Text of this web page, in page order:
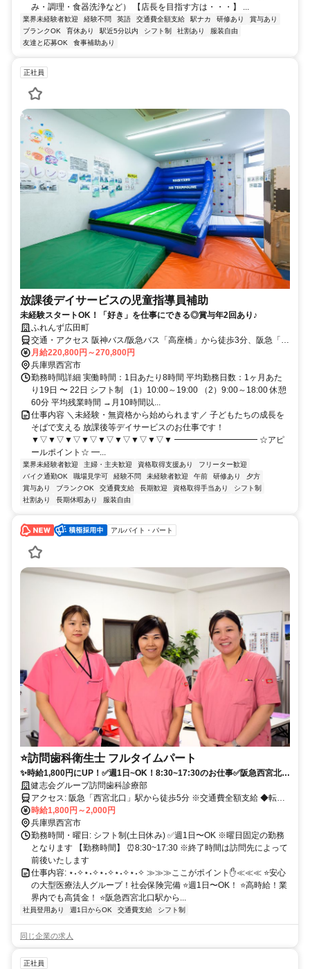
み・調理・食器洗浄など） 【店長を目指す方は・・・】 ...
業界未経験者歓迎 経験不問 英語 交通費全額支給 駅ナカ 研修あり
賞与あり
ブランクOK
育休あり 駅近5分以内 シフト制 社割あり
服装自由
友達と応募OK
食事補助あり
正社員
放課後デイサービスの児童指導員補助
未経験スタートOK！「好き」を仕事にできる◎賞与年2回あり♪
ふれんず広田町
交通・アクセス 阪神バス/阪急バス「高座橋」から徒歩3分、阪急「西
宮北口駅」・JR「西宮駅」より徒歩15分／バイク・自転車通勤ＯＫ
(駐輪場あり)
月給220,800円～270,800円
兵庫県西宮市
勤務時間詳細 実働時間：1日あたり8時間 平均勤務日数：1ヶ月あた
り19日 〜 22日 シフト制 （1）10:00～19:00 （2）9:00～18:00 休憩
60分 平均残業時間 →月10時間以...
仕事内容 ＼未経験・無資格から始められます／ 子どもたちの成長を
そばで支える 放課後等デイサービスのお仕事です！
▼▽▼▽▼▽▼▽▼▽▼▽▼▽▼▽▼ ━━━━━━━━━━ ☆アピ
ールポイント☆ ━...
業界未経験者歓迎 主婦・主夫歓迎 資格取得支援あり
フリーター歓迎
バイク通勤OK
職場見学可 経験不問 未経験者歓迎 午前 研修あり
夕方
賞与あり
ブランクOK 交通費支給 長期歓迎 資格取得手当あり
シフト制
社割あり
長期休暇あり 服装自由
アルバイト・パート
⭐️訪問歯科衛生士 フルタイムパート
✨時給1,800円にUP！✅週1日~OK！8:30~17:30のお仕事✅阪急西宮北口
駅から徒歩5分✅扶養範囲内OK✅未経験・ブランクOK✅交通費支給✅働
くママさん応援！
健志会グループ訪問歯科診療部
アクセス: 阪急「西宮北口」駅から徒歩5分 ※交通費全額支給 ◆転勤
なし
時給1,800円～2,000円
兵庫県西宮市
勤務時間・曜日: シフト制(土日休み) ✅️週1日〜OK ※曜日固定の勤務
となります 【勤務時間】 ⏰️8:30~17:30 ※終了時間は訪問先によって
前後いたします
仕事内容: ⋆˖✧⋆˖✧⋆˖✧⋆˖✧⋆˖✧ ≫≫≫ここがポイント✋️≪≪≪ ⭐️安心
の大型医療法人グループ！社会保険完備 ⭐️週1日〜OK！ ⭐️高時給！業
界内でも高賃金！ ⭐️阪急西宮北口駅から...
社員登用あり 週1日からOK 交通費支給 シフト制
同じ企業の求人
正社員